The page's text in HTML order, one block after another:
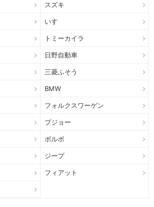
スズキ
いすゞ
トミーカイラ
日野自動車
三菱ふそう
BMW
フォルクスワーゲン
プジョー
ボルボ
ジープ
フィアット